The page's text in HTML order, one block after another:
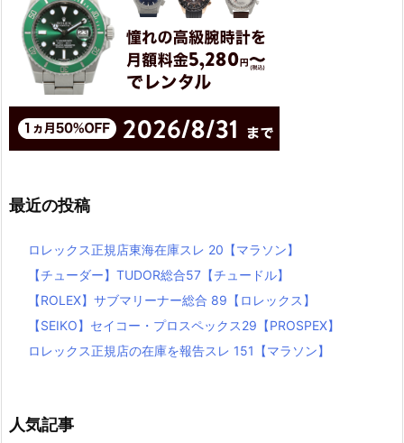
最近の投稿
ロレックス正規店東海在庫スレ 20【マラソン】
【チューダー】TUDOR総合57【チュードル】
【ROLEX】サブマリーナー総合 89【ロレックス】
【SEIKO】セイコー・プロスペックス29【PROSPEX】
ロレックス正規店の在庫を報告スレ 151【マラソン】
人気記事